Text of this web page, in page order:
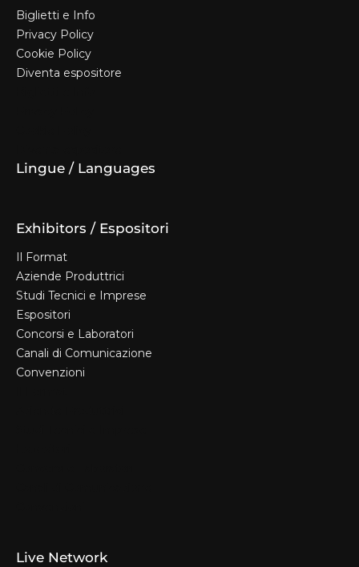
Biglietti e Info
Privacy Policy
Cookie Policy
Diventa espositore
Lingue / Languages
Exhibitors / Espositori
Il Format
Aziende Produttrici
Studi Tecnici e Imprese
Espositori
Concorsi e Laboratori
Canali di Comunicazione
Convenzioni
Live Network